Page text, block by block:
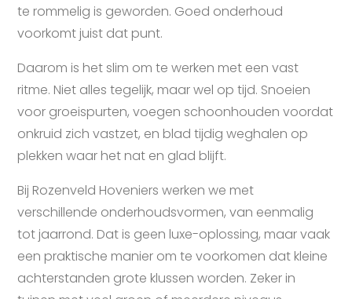
te rommelig is geworden. Goed onderhoud
voorkomt juist dat punt.
Daarom is het slim om te werken met een vast
ritme. Niet alles tegelijk, maar wel op tijd. Snoeien
voor groeispurten, voegen schoonhouden voordat
onkruid zich vastzet, en blad tijdig weghalen op
plekken waar het nat en glad blijft.
Bij Rozenveld Hoveniers werken we met
verschillende onderhoudsvormen, van eenmalig
tot jaarrond. Dat is geen luxe-oplossing, maar vaak
een praktische manier om te voorkomen dat kleine
achterstanden grote klussen worden. Zeker in